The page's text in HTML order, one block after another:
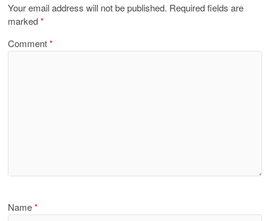
Your email address will not be published. Required fields are
marked*
Comment*
Name*